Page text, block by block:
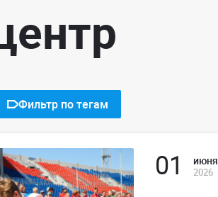
Фильтр по тегам
01 июня
2026